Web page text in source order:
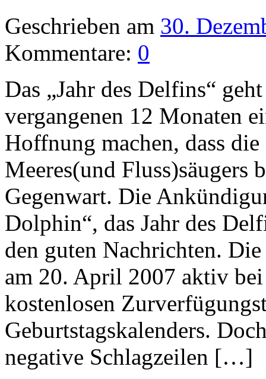
Geschrieben am 30.
Kommentare: 0
Das „Jahr des Delfins“
vergangenen 12 Monaten
Hoffnung machen, dass
Meeres(und Fluss)säugers
Gegenwart. Die
Dolphin“, das Jahr des
den guten Nachrichten.
am 20. April 2007 aktiv
kostenlosen
Geburtstagskalenders.
negative Schlagzeilen […]